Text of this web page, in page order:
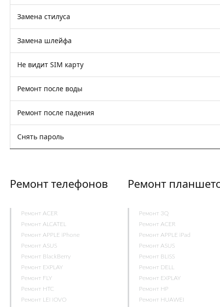
Замена стилуса
Замена шлейфа
Не видит SIM карту
Ремонт после воды
Ремонт после падения
Снять пароль
Ремонт телефонов
Ремонт ACER
Ремонт ALCATEL
Ремонт APPLE iPhone
Ремонт ASUS
Ремонт BlackBerry
Ремонт EXPLAY
Ремонт FLY
Ремонт HTC
Ремонт LENOVO
Ремонт
Ремонт 3Q
Ремонт ACER
Ремонт APPLE iPad
Ремонт ASUS
Ремонт BLISS
Ремонт DELL
Ремонт EXPLAY
Ремонт HP
Ремонт HUAWEI